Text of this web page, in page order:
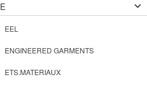
E
EEL
ENGINEERED GARMENTS
ETS.MATERIAUX